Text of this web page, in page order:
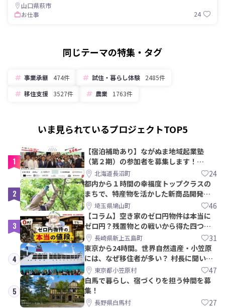
山口県萩市
お仕事
24
同じテーマの特集・タグ
事業承継 474件 試住・暮らし体験
2485件
移住支援 3527件 農業 1763件
いま見られているプロジェクトTOP5
1
【宿泊補助あり】ながぬま地域起業塾
（第２期）の参加者を募集します！
【8/21〆】
北海道長沼町 24
2
都内から１時間の幸福度トップクラスの
まちで、特産物を活かした新商品開発＆
PRメンバー募集！
埼玉県鳩山町 46
3
【コラム】空き家のゼロ円物件は本当に
ゼロ円？残置物との戦いから得た四つの
教訓｜新上五島町
長崎県新上五島町 31
4
東京から24時間。世界自然遺産・小笠原
には、なぜ移住者が多い？ 村長に聞いて
みた東京都小笠原村 47
5
白馬で暮らし、宿づくりを担う仲間を募
集！
長野県白馬村 27